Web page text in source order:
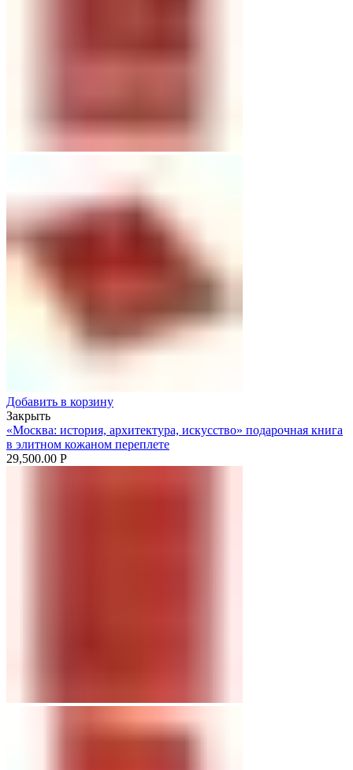
Добавить в корзину
Закрыть
«Москва: история, архитектура, искусство» подарочная книга
в элитном кожаном переплете
29,500.00 Р